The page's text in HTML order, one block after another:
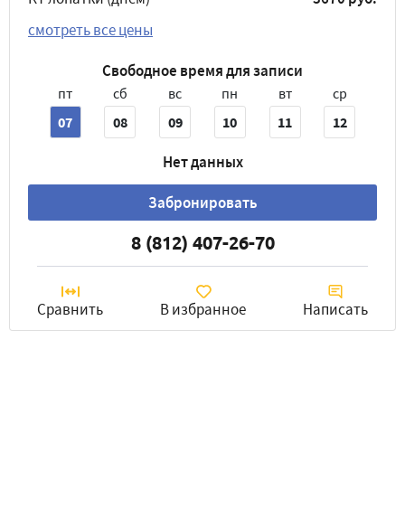
смотреть все цены
Свободное время для записи
пт
07
сб
08
вс
09
пн
10
вт
11
ср
12
Нет данных
Забронировать
8 (812) 407-26-70
Сравнить В избранное Написать